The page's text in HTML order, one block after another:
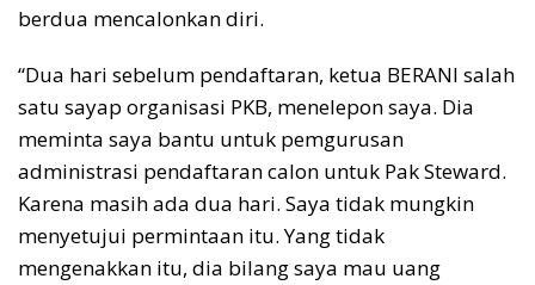
berdua mencalonkan diri.
“Dua hari sebelum pendaftaran, ketua BERANI salah
satu sayap organisasi PKB, menelepon saya. Dia
meminta saya bantu untuk pemgurusan
administrasi pendaftaran calon untuk Pak Steward.
Karena masih ada dua hari. Saya tidak mungkin
menyetujui permintaan itu. Yang tidak
mengenakkan itu, dia bilang saya mau uang